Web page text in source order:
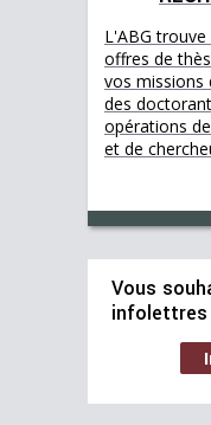
L'ABG
offres de
vos missions
des
opérations
et de
Vous